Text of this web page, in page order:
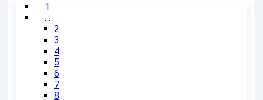
1
…
2
3
4
5
6
7
8